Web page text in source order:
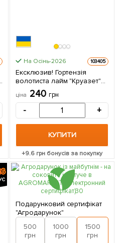
На Осінь-2026 103405
Ексклюзив! Гортензія
волотиста лайм "Круазет"
(Croisette) (морозостійкий
сорт) 1 саджанець в
ціна 240 грн
- +
КУПИТИ
+9.6 грн бонусів за покупку
Подарунковий сертифікат
"Агродарунок"
500
грн
1000
грн
1500
грн